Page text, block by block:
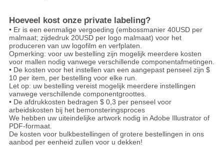
Hoeveel kost onze private labeling?
• Er is een eenmalige vergoeding (embossmanier 40USD per
malmaat; zijdedruk 20USD per logo malmaat) voor het
produceren van uw logofilm en verfplaten.
Opmerking: voor uw bestelling zijn mogelijk meerdere kosten
voor mallen nodig vanwege verschillende componentafmetingen.
• De kosten voor het instellen van een aangepast penseel zijn $
10 per item, per bestelling voor elke run.
Let op: uw bestelling vereist mogelijk meerdere instellingen
vanwege verschillende componentgroottes.
• De afdrukkosten bedragen $ 0,3 per penseel voor
arbeidskosten bij het bemonsteringsproces
We hebben uw uiteindelijke artwork nodig in Adobe Illustrator of
PDF-formaat.
De kosten voor bulkbestellingen of grotere bestellingen in ons
aanbod per eenheid zullen voor u dekken!